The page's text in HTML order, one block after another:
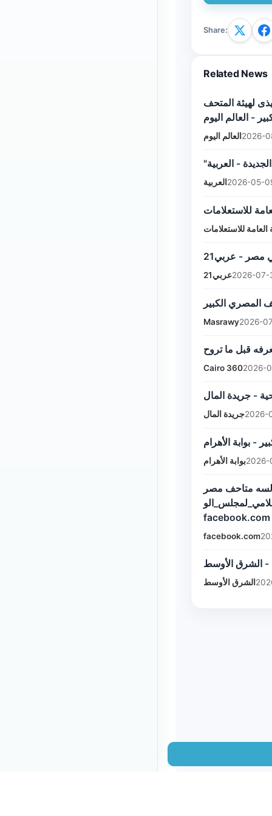
Share:
Related News
لهيئة المتحف
- العالم اليوم
العالم اليوم 2026-
- العربية
العربية 2026-05-
للاستعلامات
العامة للاستعلامات
مصر - عربي21
عربي212026-07-
Masrawy2026-
Cairo 3602026-
- جريدة المال
جريدة المال2026-
- بوابة الأهرام
بوابة الأهرام
ولسه متاحف مصر
-
facebook.com
facebook.com
- الشرق الأوسط
الشرق الأوسط